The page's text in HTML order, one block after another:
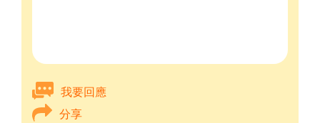
我要回應
分享